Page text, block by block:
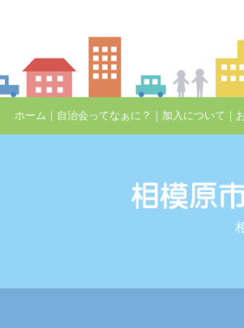
ホーム ｜ 自治会ってなぁに？ ｜ 加入について ｜